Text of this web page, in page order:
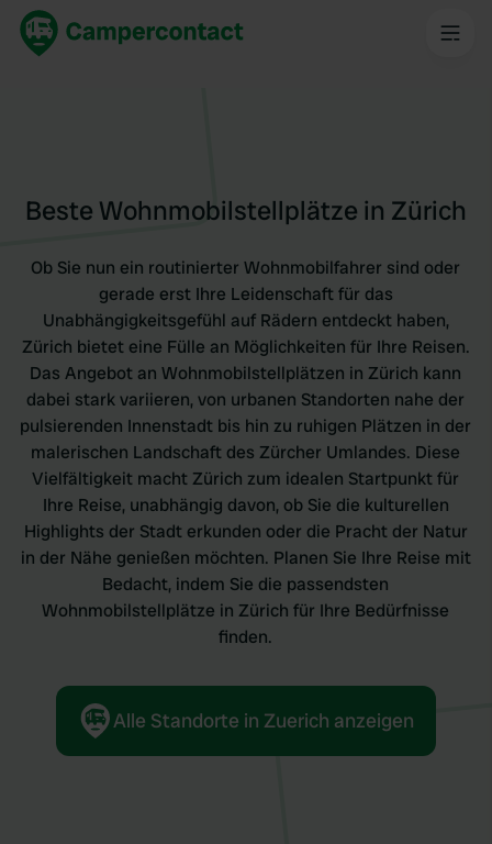
Beste Wohnmobilstellplätze in Zürich
Ob Sie nun ein routinierter Wohnmobilfahrer sind oder
gerade erst Ihre Leidenschaft für das
Unabhängigkeitsgefühl auf Rädern entdeckt haben,
Zürich bietet eine Fülle an Möglichkeiten für Ihre Reisen.
Das Angebot an Wohnmobilstellplätzen in Zürich kann
dabei stark variieren, von urbanen Standorten nahe der
pulsierenden Innenstadt bis hin zu ruhigen Plätzen in der
malerischen Landschaft des Zürcher Umlandes. Diese
Vielfältigkeit macht Zürich zum idealen Startpunkt für
Ihre Reise, unabhängig davon, ob Sie die kulturellen
Highlights der Stadt erkunden oder die Pracht der Natur
in der Nähe genießen möchten. Planen Sie Ihre Reise mit
Bedacht, indem Sie die passendsten
Wohnmobilstellplätze in Zürich für Ihre Bedürfnisse
finden.
Alle Standorte in Zuerich anzeigen